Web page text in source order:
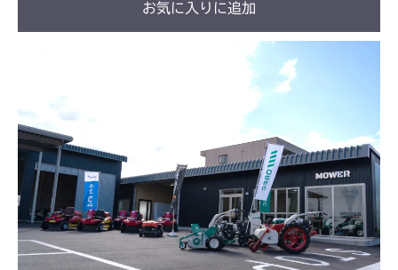
本体 FIG8 リアカバー
本体 FIG10 リアカバー
本体 FIG7 リアカバー
CMX1804
本体 FIG9 リアカバー
CMX2202RC
本体 FIG10 リアカバー
CMX2202YC
お気に入りに追加